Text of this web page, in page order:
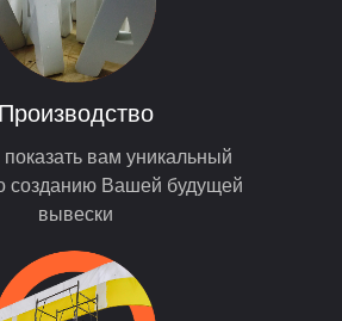
вам уникальный
созданию Вашей будущей
вывески
Производство